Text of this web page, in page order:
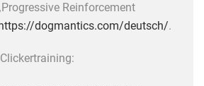
Reinforcement
https://dogmantics.com/deutsch/.